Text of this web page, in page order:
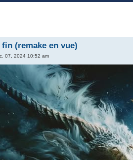
(remake en vue)
07, 2024 10:52 am